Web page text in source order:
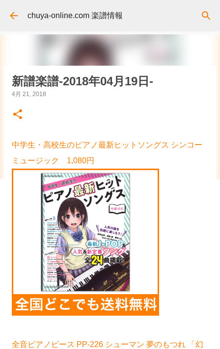
スキップしてメイン コンテンツに移動
chuya-online.com 楽譜情報
新譜楽譜-2018年04月19日-
4月 21, 2018
中学生・高校生のピアノ最新ヒットソングス シンコー
ミュージック 1,080円
全音ピアノピース PP-226 シューマン 夢のもつれ 「幻